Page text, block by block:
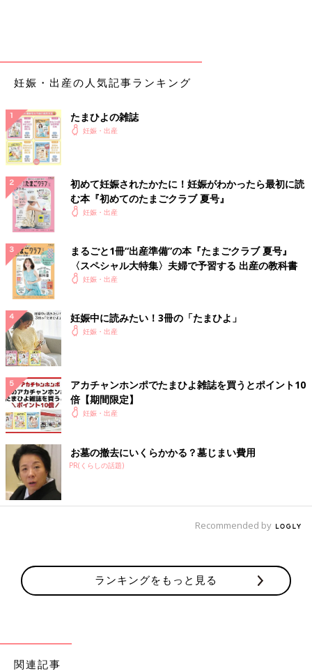
た、ごくまれに、正常な精子と卵子が受精しても、その後の過程
で受精卵に異常が生じることもあります。
流産になるママ側の原因とは？
子宮に子宮腺筋症（しきゅうせんきんしょう）や子宮頸管無力症
（しきゅうけいかんむりょくしょう）などの病気があったり、中
隔子宮（ちゅうかくしきゅう）などの形態異常があったりする
と、流産に至る原因になることも。子宮筋腫の場合は、筋腫が子
宮の内側にあって子宮内腔が変形するような状態だと、流産を招
く場合もあります。
また、赤ちゃんを包む卵膜（らんまく）が細菌に感染して発症す
る絨毛膜羊膜炎(じゅうもうまくようまくえん)が原因で、流産に
なることもあります。ほかにも、
サイトメガロウイルスなどの一部のウイルスに感染した場合、流
産の原因になったり、赤ちゃんの発育に影響することがありま
す。
「9週の壁」ってなに？
妊娠9週前後に流産と診断されることが比較的多いため、「9週の
壁」を気にする妊婦さんもいるようです。妊娠9週といえば、胎
盤形成の過程で、胎盤内に母体の血液が一気に流れ込む時期。こ
す。また、胎児心拍は妊娠8週以降は確実に確認できるはずなの
で、この時期まで待っても確認できないと、流産と診断されま
す。
流産と切迫流産は、まったく違うもの
かの張り・痛み）」で、同じです。しかし、ママの体の中で起き
ている問題はまったく違います。
流産は赤ちゃんが死亡していて、超音波検査でも胎児心拍が確認
できない状態をさします。ママに自覚症状がなくても、起こって
妊娠・出産の人気記事ランキング
たまひよの雑誌
妊娠・出産
初めて妊娠されたかたに！妊娠がわかったら最初に読
む本『初めてのたまごクラブ 夏号』
妊娠・出産
まるごと1冊“出産準備”の本『たまごクラブ 夏号』
〈スペシャル大特集〉夫婦で予習する 出産の教科書
妊娠・出産
妊娠中に読みたい！3冊の「たまひよ」
妊娠・出産
アカチャンホンポでたまひよ雑誌を買うとポイント10
倍【期間限定】
妊娠・出産
お墓の撤去にいくらかかる？墓じまい費用
PR(くらしの話題)
Recommended by
ランキングをもっと見る
関連記事